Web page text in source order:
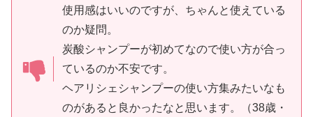
使用感はいいのですが、ちゃんと使えている
のか疑問。
炭酸シャンプーが初めてなので使い方が合っ
ているのか不安です。
ヘアリシェシャンプーの使い方集みたいなも
のがあると良かったなと思います。（38歳・